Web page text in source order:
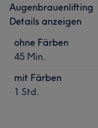
Augenbrauenlifting
Details anzeigen
ohne Färben
45 Min.
mit Färben
1 Std.